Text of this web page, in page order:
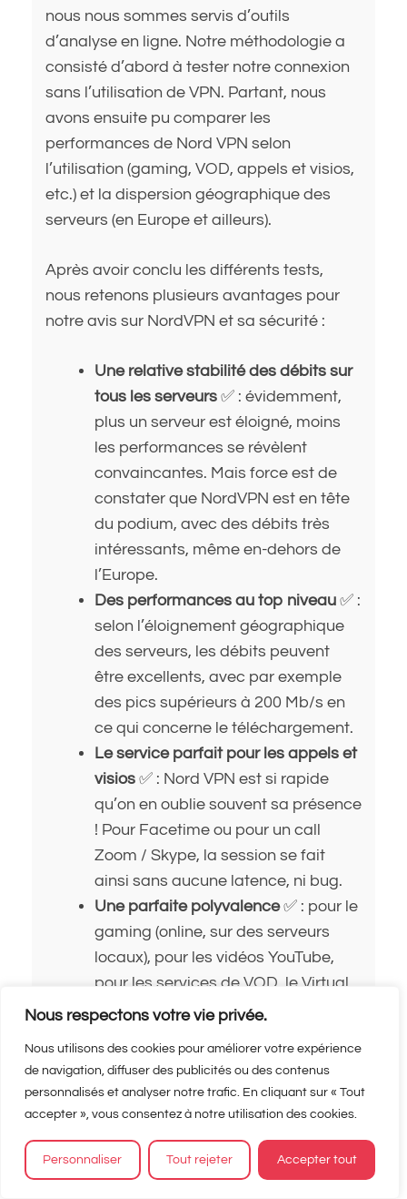
Nous respectons votre vie privée.
Nous utilisons des cookies pour améliorer votre expérience
de navigation, diffuser des publicités ou des contenus
personnalisés et analyser notre trafic. En cliquant sur « Tout
accepter », vous consentez à notre utilisation des cookies.
Personnaliser Tout rejeter Accepter tout
nous nous sommes servis d’outils
d’analyse en ligne. Notre méthodologie a
consisté d’abord à tester notre connexion
sans l’utilisation de VPN. Partant, nous
avons ensuite pu comparer les
performances de Nord VPN selon
l’utilisation (gaming, VOD, appels et visios,
etc.) et la dispersion géographique des
serveurs (en Europe et ailleurs).
Après avoir conclu les différents tests,
nous retenons plusieurs avantages pour
notre avis sur NordVPN et sa sécurité :
Une relative stabilité des débits sur
tous les serveurs ✅ : évidemment,
plus un serveur est éloigné, moins
les performances se révèlent
convaincantes. Mais force est de
constater que NordVPN est en tête
du podium, avec des débits très
intéressants, même en-dehors de
l’Europe.
Des performances au top niveau ✅ :
selon l’éloignement géographique
des serveurs, les débits peuvent
être excellents, avec par exemple
des pics supérieurs à 200 Mb/s en
ce qui concerne le téléchargement.
Le service parfait pour les appels et
visios ✅ : Nord VPN est si rapide
qu’on en oublie souvent sa présence
! Pour Facetime ou pour un call
Zoom / Skype, la session se fait
ainsi sans aucune latence, ni bug.
Une parfaite polyvalence✅ : pour le
gaming (online, sur des serveurs
locaux), pour les vidéos YouTube,
pour les services de VOD, le Virtual
Private Network se révèle (presque)